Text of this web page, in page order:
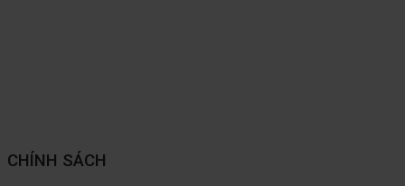
CHÍNH SÁCH